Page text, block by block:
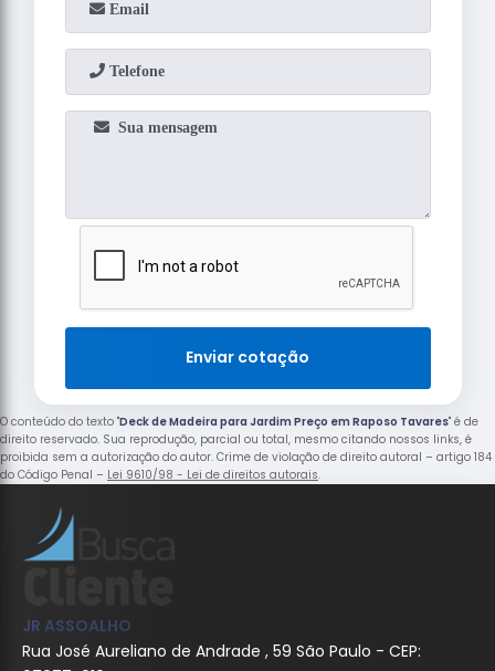
Enviar cotação
O conteúdo do texto "Deck de Madeira para Jardim Preço em Raposo Tavares" é de
direito reservado. Sua reprodução, parcial ou total, mesmo citando nossos links, é
proibida sem a autorização do autor. Crime de violação de direito autoral – artigo 184
do Código Penal – Lei 9610/98 - Lei de direitos autorais.
JR ASSOALHO
Rua José Aureliano de Andrade , 59 São Paulo - CEP: